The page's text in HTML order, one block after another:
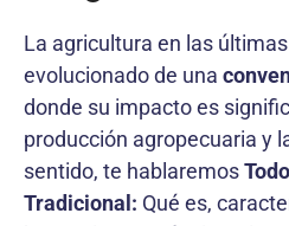
La agricultura en las
evolucionado de una
donde su impacto es
producción agropecuaria y
sentido, te hablaremos
Tradicional: Qué es,